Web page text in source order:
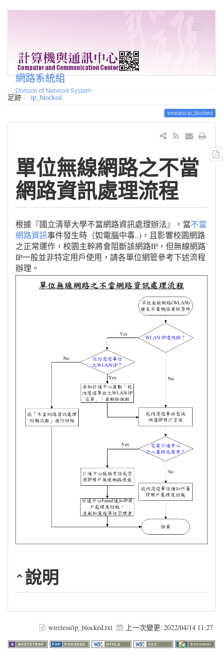
網路系統組
Division of Network System
足跡 ip_blocked
wireless:ip_blocked
單位無線網路之不當
網路資訊處理流程
根據『國立清華大學不當網路資訊處理辦法』，當不當
網路資訊事件發生時（如電腦中毒..)，且影響校園網路
之正常運作，校園主幹將會阻斷該網路IP，但無線網路
IP一般並非特定用戶使用，請各單位網管參考下述流程
辦理。
說明
wireless/ip_blocked.txt 上一次變更: 2022/04/14 11:27